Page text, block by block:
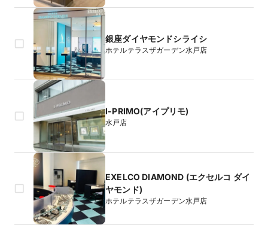
銀座ダイヤモンドシライシ
ホテルテラスザガーデン水戸店
I-PRIMO(アイプリモ)
水戸店
EXELCO DIAMOND (エクセルコ ダイ
ヤモンド)
ホテルテラスザガーデン水戸店